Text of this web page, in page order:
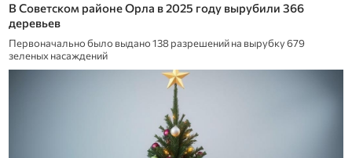
В Советском районе Орла в 2025 году вырубили 366
деревьев
Первоначально было выдано 138 разрешений на вырубку 679
зеленых насаждений